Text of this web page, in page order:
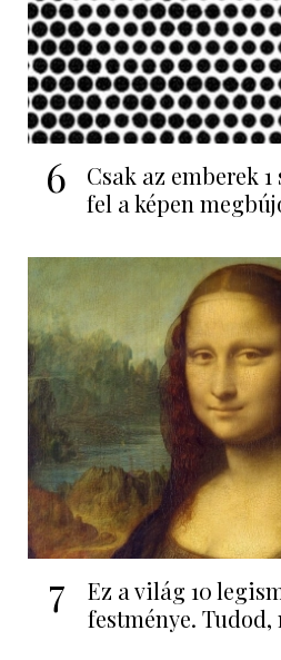
6
Csak az emberek
fel a képen
7
Ez a világ 10
festménye.